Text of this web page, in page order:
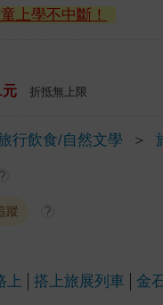
上學不中斷！
元 折抵無上限
行飲食/自然文學 ＞
?
蹤 ?
上 搭上旅展列車 金